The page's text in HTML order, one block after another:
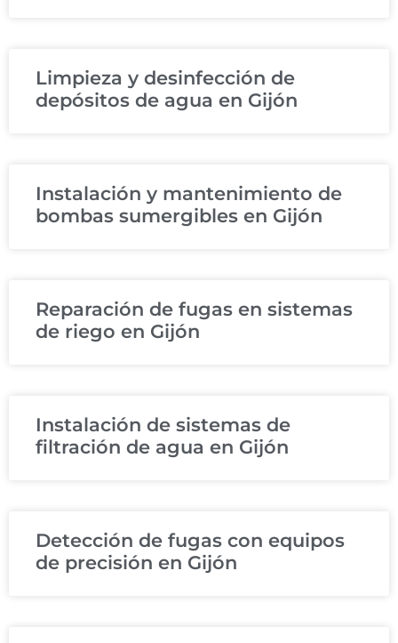
Limpieza y desinfección de
depósitos de agua en Gijón
Instalación y mantenimiento de
bombas sumergibles en Gijón
Reparación de fugas en sistemas
de riego en Gijón
Instalación de sistemas de
filtración de agua en Gijón
Detección de fugas con equipos
de precisión en Gijón